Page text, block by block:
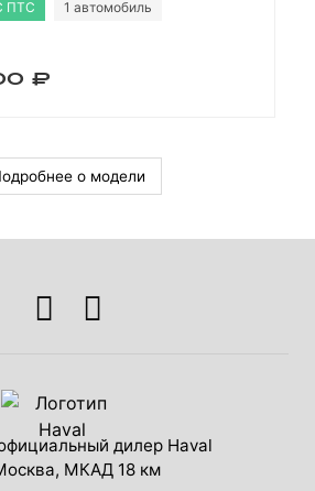
ПТС 1 автомобиль
₽
о модели
дилер Haval
МКАД 18 км